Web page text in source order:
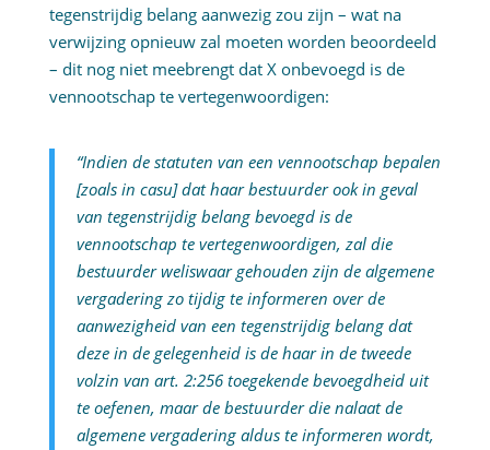
tegenstrijdig belang aanwezig zou zijn – wat na
verwijzing opnieuw zal moeten worden beoordeeld
– dit nog niet meebrengt dat X onbevoegd is de
vennootschap te vertegenwoordigen:
“Indien de statuten van een vennootschap bepalen
[zoals in casu] dat haar bestuurder ook in geval
van tegenstrijdig belang bevoegd is de
vennootschap te vertegenwoordigen, zal die
bestuurder weliswaar gehouden zijn de algemene
vergadering zo tijdig te informeren over de
aanwezigheid van een tegenstrijdig belang dat
deze in de gelegenheid is de haar in de tweede
volzin van art. 2:256 toegekende bevoegdheid uit
te oefenen, maar de bestuurder die nalaat de
algemene vergadering aldus te informeren wordt,